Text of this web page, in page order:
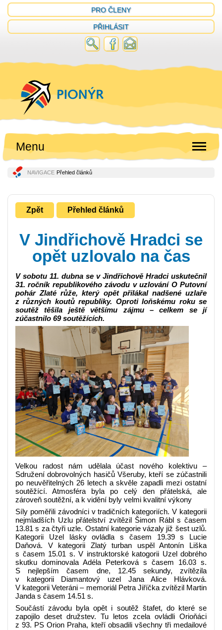
PRO ČLENY
PŘIHLÁSIT
Menu
NAVIGACE Přehled článků
Zpět Přehled článků
V Jindřichově Hradci se
opět uzlovalo na čas
V sobotu 11. dubna se v Jindřichově Hradci uskutečnil
31. ročník republikového závodu v uzlování O Putovní
pohár Zlaté růže, který opět přilákal nadšené uzlaře
z různých koutů republiky. Oproti loňskému roku se
soutěž těšila ještě většímu zájmu – celkem se jí
zúčastnilo 69 soutěžících.
Velkou radost nám udělala účast nového kolektivu –
Sdružení dobrovolných hasičů Všeruby, kteří se zúčastnili
po neuvěřitelných 26 letech a skvěle zapadli mezi ostatní
soutěžící. Atmosféra byla po celý den přátelská, ale
zároveň soutěžní, a k vidění byly velmi kvalitní výkony
Síly poměřili závodníci v tradičních kategoriích. V kategorii
nejmladších Uzlu přátelství zvítězil Šimon Rábl s časem
13.81 s za čtyři uzle. Ostatní kategorie vázaly již šest uzlů.
Kategorii Uzel lásky ovládla s časem 19.39 s Lucie
Daňová. V kategorii Zlatý turban uspěl Antonín Liška
s časem 15.01 s. V instruktorské katogorii Uzel dobrého
skutku dominovala Adéla Peterková s časem 16.03 s.
S nejlepším časem dne, 12.45 sekundy, zvítězila
v kategorii Diamantový uzel Jana Alice Hlávková.
V kategorii Veteráni – memoriál Petra Jiříčka zvítězil Martin
Janda s časem 14.51 s.
Součástí závodu byla opět i soutěž štafet, do které se
zapojilo deset družstev. Tu letos zcela ovládli Orioňáci
z 93. PS Orion Praha, kteří obsadili všechny tři medailové